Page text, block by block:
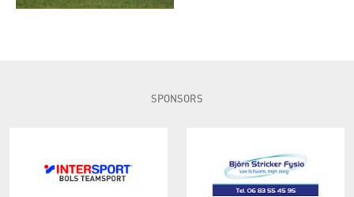
SPONSORS